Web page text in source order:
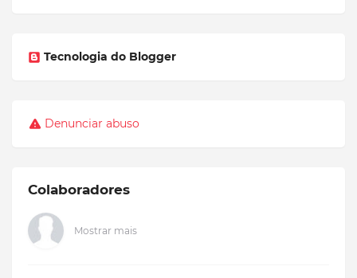
Tecnologia do Blogger
Denunciar abuso
Colaboradores
Mostrar mais